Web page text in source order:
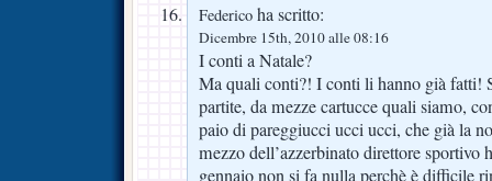
Federico ha scritto:
Dicembre 15th, 2010 alle 08:16
I conti a Natale?
Ma quali conti?! I conti li hanno già fatti!
partite, da mezze cartucce quali siamo,
paio di pareggiucci ucci ucci, che già la
mezzo dell’azzerbinato direttore sportivo
gennaio non si fa nulla perchè è difficile